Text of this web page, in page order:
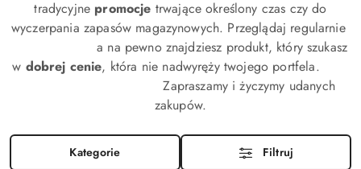
tradycyjne promocje trwające określony czas czy do
wyczerpania zapasów magazynowych. Przeglądaj regularnie
a na pewno znajdziesz produkt, który szukasz
w dobrej cenie, która nie nadwyręży twojego portfela.
Zapraszamy i życzymy udanych
zakupów.
Kategorie Filtruj